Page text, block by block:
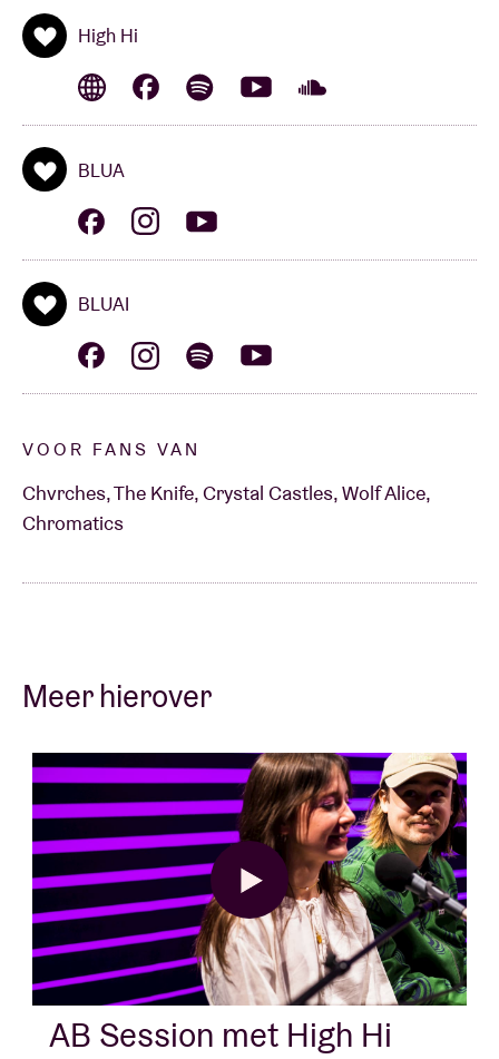
High Hi
BLUA
BLUAI
VOOR FANS VAN
Chvrches, The Knife, Crystal Castles, Wolf Alice,
Chromatics
Meer hierover
AB Session met High Hi